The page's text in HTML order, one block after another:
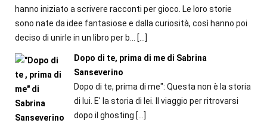
hanno iniziato a scrivere racconti per gioco. Le loro storie
sono nate da idee fantasiose e dalla curiosità, così hanno poi
deciso di unirle in un libro per b...
[…]
Dopo di te, prima di me di Sabrina
Sanseverino
Dopo di te, prima di me": Questa non è la storia
di lui. E' la storia di lei. Il viaggio per ritrovarsi
dopo il ghosting […]